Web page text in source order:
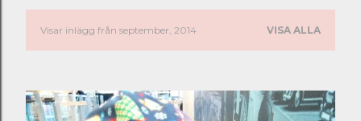
I
l
Visar inlägg från september, 2014 VISA ALLA